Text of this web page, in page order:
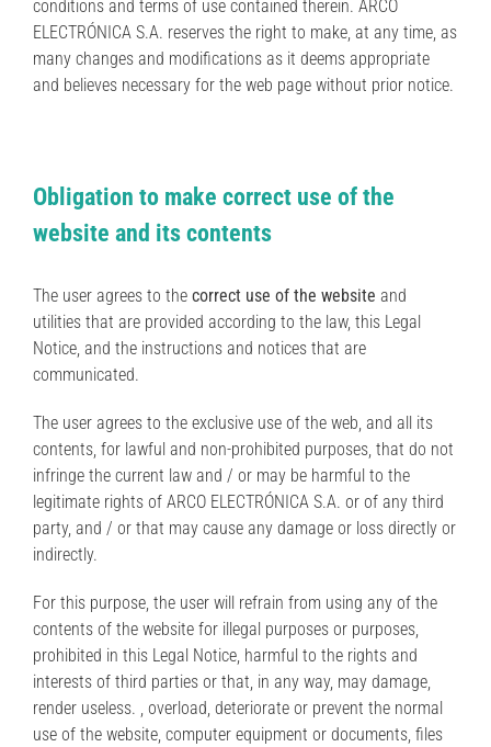
conditions and terms of use contained therein. ARCO
ELECTRÓNICA S.A. reserves the right to make, at any time, as
many changes and modifications as it deems appropriate
and believes necessary for the web page without prior notice.
Obligation to make correct use of the
website and its contents
The user agrees to the correct use of the website and
utilities that are provided according to the law, this Legal
Notice, and the instructions and notices that are
communicated.
The user agrees to the exclusive use of the web, and all its
contents, for lawful and non-prohibited purposes, that do not
infringe the current law and / or may be harmful to the
legitimate rights of ARCO ELECTRÓNICA S.A. or of any third
party, and / or that may cause any damage or loss directly or
indirectly.
For this purpose, the user will refrain from using any of the
contents of the website for illegal purposes or purposes,
prohibited in this Legal Notice, harmful to the rights and
interests of third parties or that, in any way, may damage,
render useless. , overload, deteriorate or prevent the normal
use of the website, computer equipment or documents, files